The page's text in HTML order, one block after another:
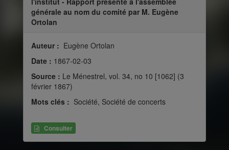
générale au nom du comité par M. Eugène
Ortolan
Auteur : Eugène Ortolan
Date : 1867-02-03
Source : Le Ménestrel, vol. 34, no 10 [1062] (3
février 1867)
Mots clés : Société, Société de concerts
Consulter